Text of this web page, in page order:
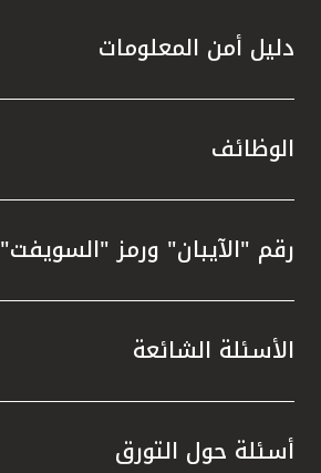
دليل أمن المعلومات
الوظائف
رقم "الآيبان" ورمز "السويفت"
الأسئلة الشائعة
أسئلة حول التورق